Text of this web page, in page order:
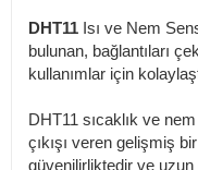
DHT11 Isı ve Nem
bulunan, bağlantıları
kullanımlar için
DHT11 sıcaklık ve
çıkışı veren gelişmiş
güvenilirliktedir ve uzun